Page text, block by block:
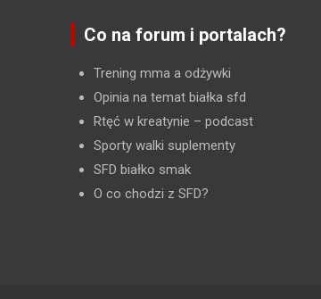
Co na forum i portalach?
Trening mma a odżywki
Opinia na temat białka sfd
Rtęć w kreatynie – podcast
Sporty walki suplementy
SFD białko smak
O co chodzi z SFD?